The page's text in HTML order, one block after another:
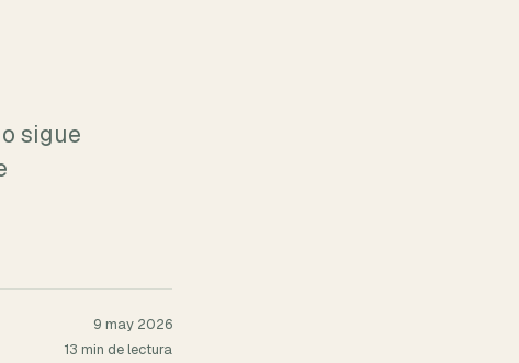
sigue
9 may 2026
13 min de lectura